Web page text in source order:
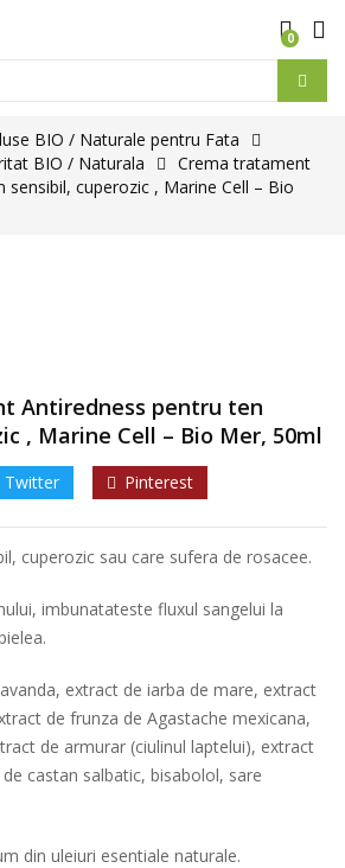
0
BIO / Naturale pentru Fata
BIO / Naturala
Crema tratament
sensibil, cuperozic , Marine Cell – Bio
Antiredness pentru ten
, Marine Cell – Bio Mer, 50ml
Twitter Pinterest
cuperozic sau care sufera de rosacee.
imbunatateste fluxul sangelui la
extract de iarba de mare, extract
de frunza de Agastache mexicana,
de armurar (ciulinul laptelui), extract
castan salbatic, bisabolol, sare
din uleiuri esentiale naturale.